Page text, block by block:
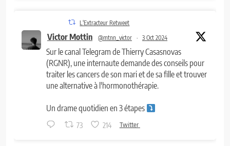
L'Extracteur Retweet
Victor Mottin @mtnn_victor · 3 Oct 2024
Sur le canal Telegram de Thierry Casasnovas
(RGNR), une internaute demande des conseils pour
traiter les cancers de son mari et de sa fille et trouver
une alternative à l'hormonothérapie.
Un drame quotidien en 3 étapes
73 214 Twitter